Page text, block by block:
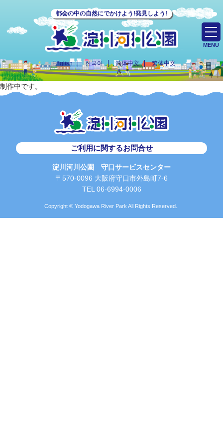
都会の中の自然にでかけよう!発見しよう!
English 한국어 简体中文 繁体中文
MENU
制作中です。
ご利用に関するお問合せ
淀川河川公園 守口サービスセンター
〒570-0096 大阪府守口市外島町7-6
TEL 06-6994-0006
Copyright © Yodogawa River Park All Rights Reserved..